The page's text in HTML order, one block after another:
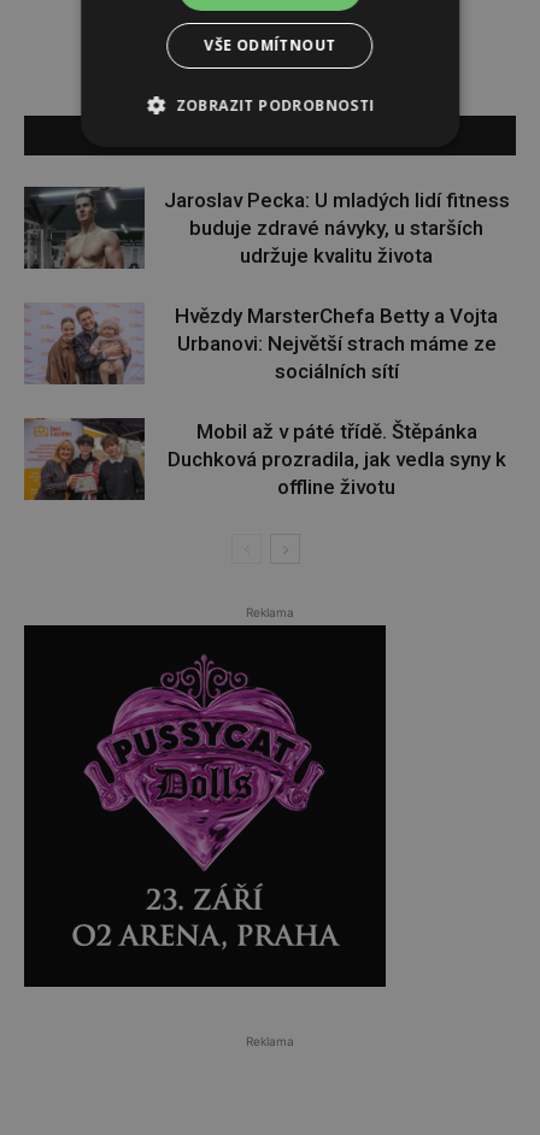
Jaroslav Pecka: U mladých lidí fitness
buduje zdravé návyky, u starších
udržuje kvalitu života
Hvězdy MarsterChefa Betty a Vojta
Urbanovi: Největší strach máme ze
sociálních sítí
Mobil až v páté třídě. Štěpánka
Duchková prozradila, jak vedla syny k
offline životu
Reklama
Reklama
VŠE ODMÍTNOUT
ZOBRAZIT PODROBNOSTI